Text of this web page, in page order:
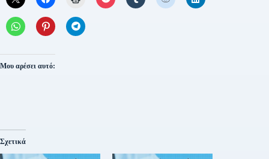
Μου αρέσει αυτό:
Σχετικά